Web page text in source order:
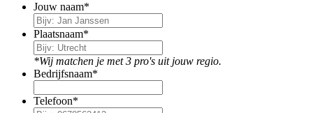
Jouw naam*
Plaatsnaam*
*Wij matchen je met 3 pro's uit jouw regio.
Bedrijfsnaam*
Telefoon*